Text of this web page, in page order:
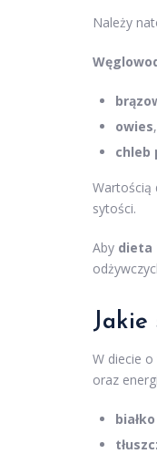
Należy
owies,
chleb
Wartością
sytości.
Aby dieta
Jakie
W diecie
oraz
białko